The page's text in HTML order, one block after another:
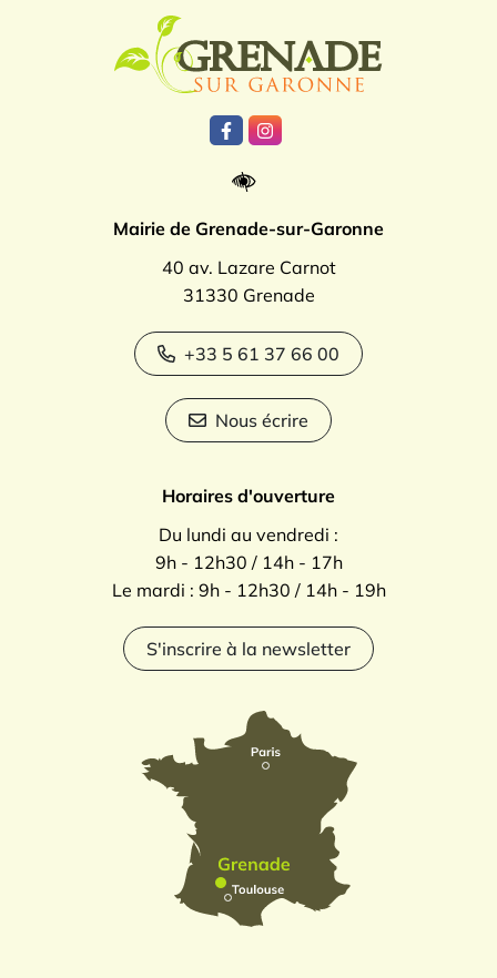
Lien vers le compte Facebook
Lien vers le compte
Mairie de Grenade-sur-Garonne
40 av. Lazare Carnot
31330 Grenade
+33 5 61 37 66 00
Nous écrire
Horaires d'ouverture
Du lundi au vendredi :
9h - 12h30 / 14h - 17h
Le mardi : 9h - 12h30 / 14h - 19h
S'inscrire à la newsletter